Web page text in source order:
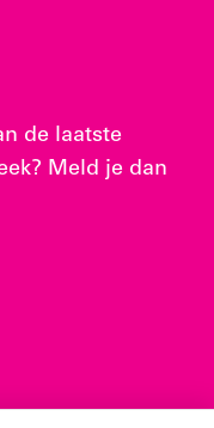
de laatste
Meld je dan